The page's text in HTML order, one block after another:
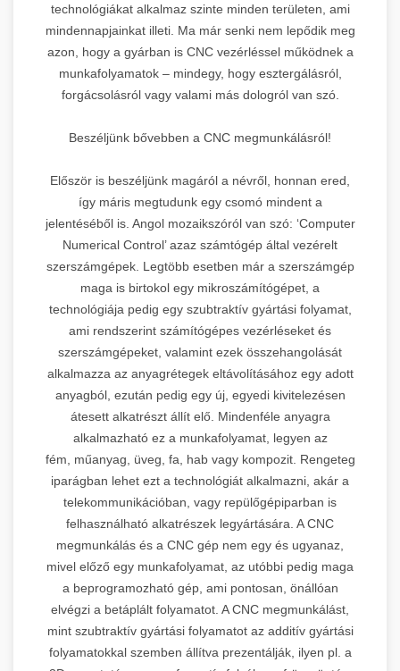
technológiákat alkalmaz szinte minden területen, ami
mindennapjainkat illeti. Ma már senki nem lepődik meg
azon, hogy a gyárban is CNC vezérléssel működnek a
munkafolyamatok – mindegy, hogy esztergálásról,
forgácsolásról vagy valami más dologról van szó.
Beszéljünk bővebben a CNC megmunkálásról!
Először is beszéljünk magáról a névről, honnan ered,
így máris megtudunk egy csomó mindent a
jelentéséből is. Angol mozaikszóról van szó: ‘Computer
Numerical Control’ azaz számtógép által vezérelt
szerszámgépek. Legtöbb esetben már a szerszámgép
maga is birtokol egy mikroszámítógépet, a
technológiája pedig egy szubtraktív gyártási folyamat,
ami rendszerint számítógépes vezérléseket és
szerszámgépeket, valamint ezek összehangolását
alkalmazza az anyagrétegek eltávolításához egy adott
anyagból, ezután pedig egy új, egyedi kivitelezésen
átesett alkatrészt állít elő. Mindenféle anyagra
alkalmazható ez a munkafolyamat, legyen az
fém, műanyag, üveg, fa, hab vagy kompozit. Rengeteg
iparágban lehet ezt a technológiát alkalmazni, akár a
telekommunikációban, vagy repülőgépiparban is
felhasználható alkatrészek legyártására. A CNC
megmunkálás és a CNC gép nem egy és ugyanaz,
mivel előző egy munkafolyamat, az utóbbi pedig maga
a beprogramozható gép, ami pontosan, önállóan
elvégzi a betáplált folyamatot. A CNC megmunkálást,
mint szubtraktív gyártási folyamatot az additív gyártási
folyamatokkal szemben állítva prezentálják, ilyen pl. a